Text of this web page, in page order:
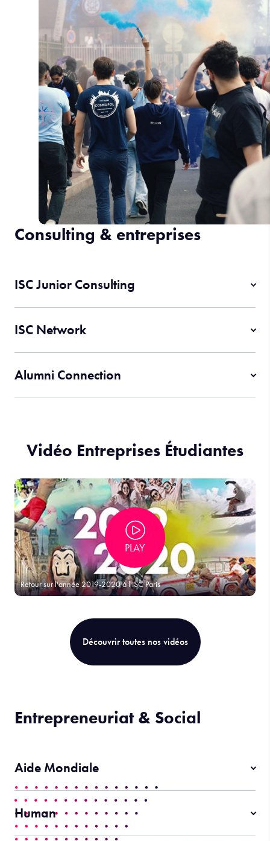
Consulting & entreprises
ISC Junior Consulting
ISC Network
Alumni Connection
Vidéo Entreprises Étudiantes
Retour sur l'année 2019-2020 à l'ISC Paris
PLAY
Découvrir toutes nos vidéos
Entrepreneuriat & Social
Aide Mondiale
Human